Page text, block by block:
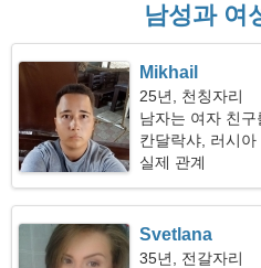
남성과 여
Mikhail
25년, 천칭자리
남자는 여자 친
칸달락샤, 러시아
실제 관계
Svetlana
35년, 전갈자리